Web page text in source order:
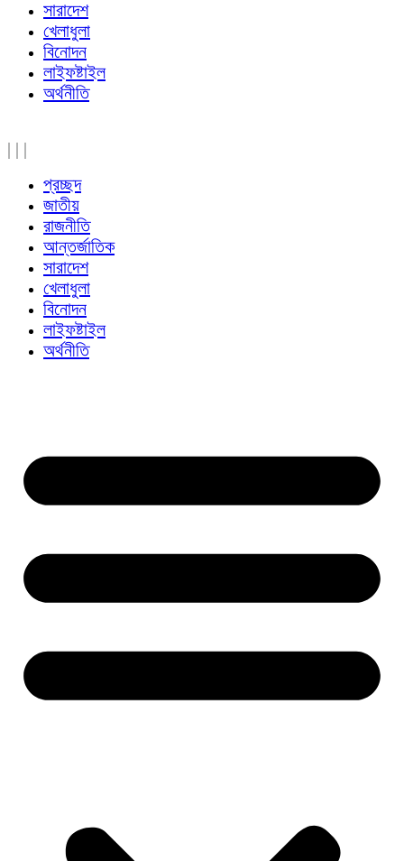
সারাদেশ
খেলাধুলা
বিনোদন
লাইফষ্টাইল
অর্থনীতি
| | |
প্রচ্ছদ
জাতীয়
রাজনীতি
আন্তর্জাতিক
সারাদেশ
খেলাধুলা
বিনোদন
লাইফষ্টাইল
অর্থনীতি